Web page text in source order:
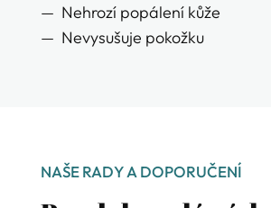
— Nehrozí popálení kůže
— Nevysušuje pokožku
NAŠE RADY A DOPORUČENÍ